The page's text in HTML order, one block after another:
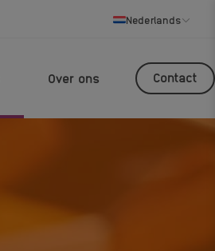
Nederlands
Over ons Contact